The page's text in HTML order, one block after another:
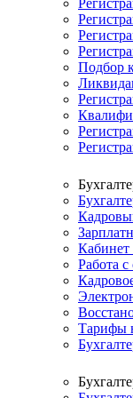
Подбор
Кабинет
Работа
Тарифы